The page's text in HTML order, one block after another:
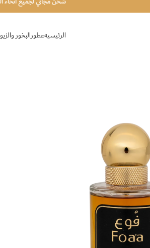
الرئيسيهعطورالبخور